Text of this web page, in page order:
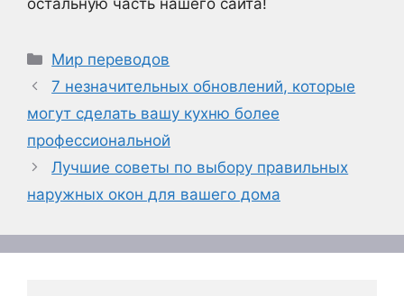
Рубрики
Мир переводов
7 незначительных обновлений, которые
могут сделать вашу кухню более
профессиональной
Лучшие советы по выбору правильных
наружных окон для вашего дома